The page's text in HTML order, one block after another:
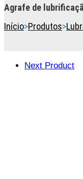
button
expand
Agrafe de
Início>Produtos>
Next Product